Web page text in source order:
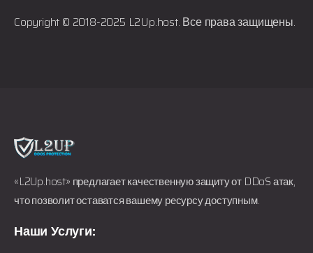
Copyright © 2018-2025 L2Up.host. Все права защищены.
«L2Up.host» предлагает качественную защиту от DDoS атак,
что позволит оставатся вашему ресурсу доступным.
Наши Услуги: